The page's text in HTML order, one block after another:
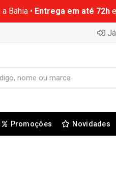
Bahia • Entrega em até 72h
Promoções Novidades